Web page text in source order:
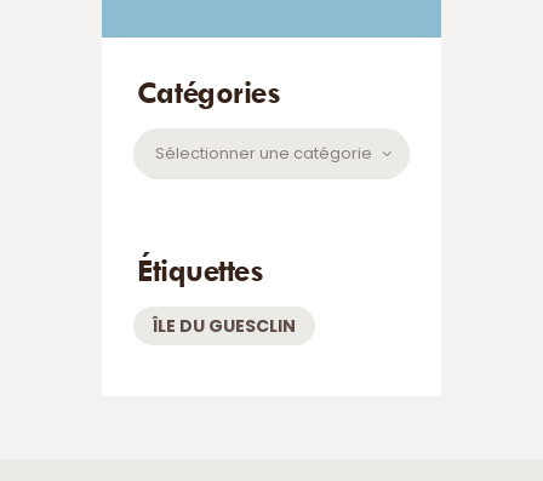
Catégories
Catégories
Étiquettes
ÎLE DU GUESCLIN